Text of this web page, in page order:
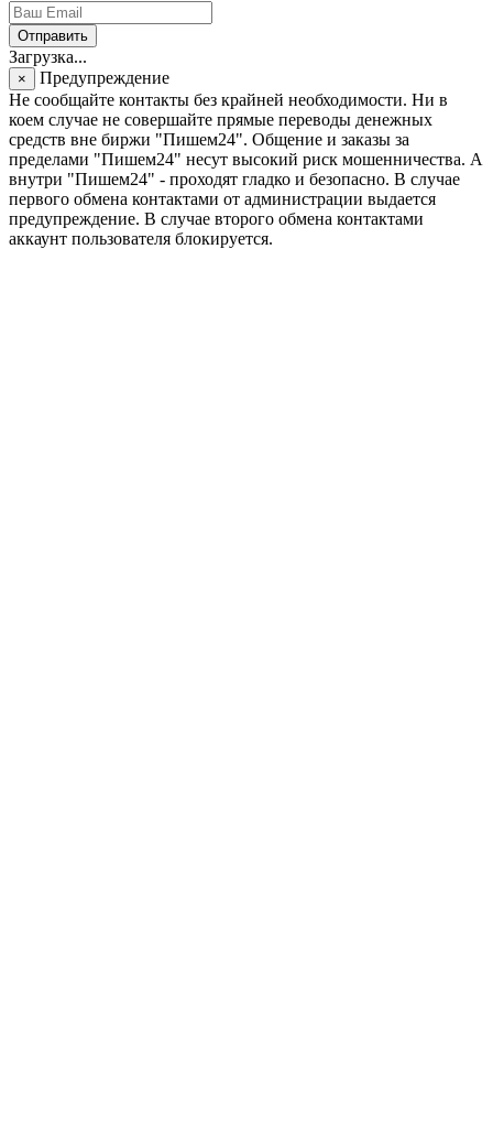
Отправить
Загрузка...
×
Предупреждение
Не сообщайте контакты без крайней необходимости. Ни в
коем случае не совершайте прямые переводы денежных
средств вне биржи "Пишем24". Общение и заказы за
пределами "Пишем24" несут высокий риск мошенничества. А
внутри "Пишем24" - проходят гладко и безопасно. В случае
первого обмена контактами от администрации выдается
предупреждение. В случае второго обмена контактами
аккаунт пользователя блокируется.